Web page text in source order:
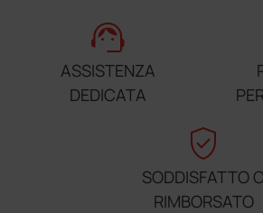
support_agent
ASSISTENZA
DEDICATA
verified_user
SODDISFATTO
RIMBORSATO